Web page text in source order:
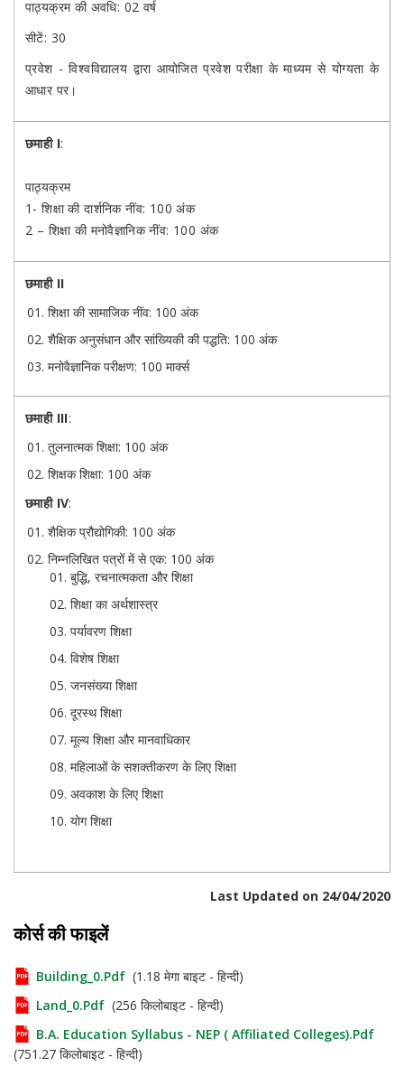
पाठ्यक्रम की अवधि: 02 वर्ष
सीटें: 30
प्रवेश - विश्वविद्यालय द्वारा आयोजित प्रवेश परीक्षा के माध्यम से योग्यता के
आधार पर।
छमाही I:
पाठ्यक्रम
1- शिक्षा की दार्शनिक नींव: 100 अंक
2 – शिक्षा की मनोवैज्ञानिक नींव: 100 अंक
छमाही II
शिक्षा की सामाजिक नींव: 100 अंक
शैक्षिक अनुसंधान और सांख्यिकी की पद्धति: 100 अंक
मनोवैज्ञानिक परीक्षण: 100 मार्क्स
छमाही III:
तुलनात्मक शिक्षा: 100 अंक
शिक्षक शिक्षा: 100 अंक
छमाही IV:
शैक्षिक प्रौद्योगिकी: 100 अंक
निम्नलिखित पत्रों में से एक: 100 अंक
बुद्धि, रचनात्मकता और शिक्षा
शिक्षा का अर्थशास्त्र
पर्यावरण शिक्षा
विशेष शिक्षा
जनसंख्या शिक्षा
दूरस्थ शिक्षा
मूल्य शिक्षा और मानवाधिकार
महिलाओं के सशक्तीकरण के लिए शिक्षा
अवकाश के लिए शिक्षा
योग शिक्षा
Last Updated on 24/04/2020
कोर्स की फाइलें
Building_0.pdf (1.18 मेगा बाइट - हिन्दी)
Land_0.pdf (256 किलोबाइट - हिन्दी)
B.A. Education Syllabus - NEP ( Affiliated Colleges).pdf
(751.27 किलोबाइट - हिन्दी)